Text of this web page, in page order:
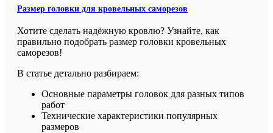
Размер головки для кровельных саморезов
Хотите сделать надёжную кровлю? Узнайте, как
правильно подобрать размер головки кровельных
саморезов!
В статье детально разбираем:
Основные параметры головок для разных типов
работ
Технические характеристики популярных
размеров